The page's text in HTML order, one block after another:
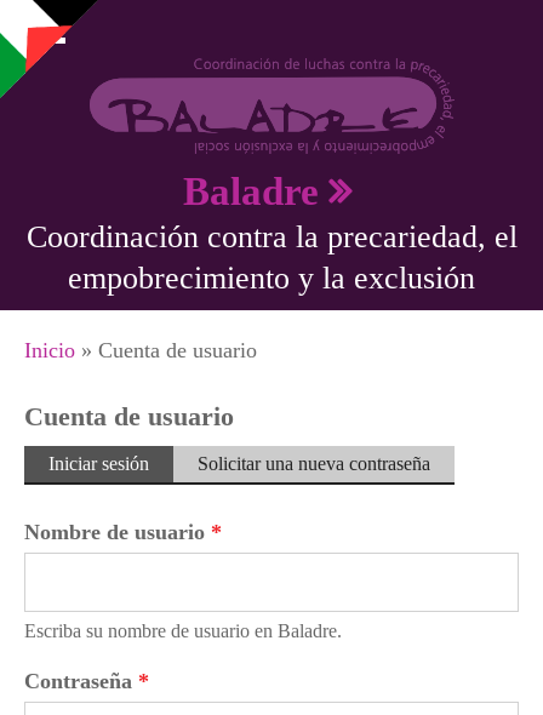
Pasar al contenido principal
Baladre
Coordinación contra la precariedad, el
empobrecimiento y la exclusión
Se encuentra usted aquí
Inicio » Cuenta de usuario
Cuenta de usuario
Solapas principales
Iniciar sesión (solapaSolicitar una nueva contraseña
Nombre de usuario *
Escriba su nombre de usuario en Baladre.
Contraseña *